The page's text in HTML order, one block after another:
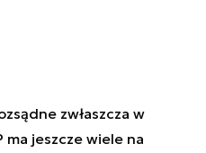
zwłaszcza w
ma jeszcze wiele na